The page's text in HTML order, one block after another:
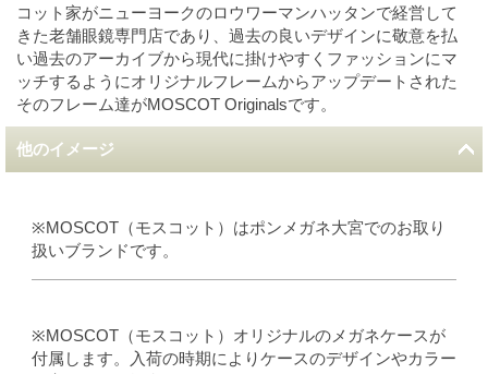
コット家がニューヨークのロウワーマンハッタンで経営して
きた老舗眼鏡専門店であり、過去の良いデザインに敬意を払
い過去のアーカイブから現代に掛けやすくファッションにマ
ッチするようにオリジナルフレームからアップデートされた
そのフレーム達がMOSCOT Originalsです。
他のイメージ
※MOSCOT（モスコット）はポンメガネ大宮でのお取り
扱いブランドです。
※MOSCOT（モスコット）オリジナルのメガネケースが
付属します。入荷の時期によりケースのデザインやカラー